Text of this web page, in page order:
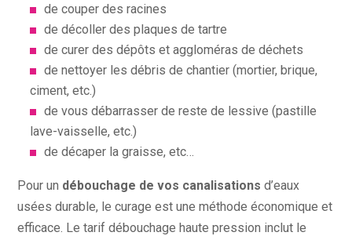
de couper des racines
de décoller des plaques de tartre
de curer des dépôts et aggloméras de déchets
de nettoyer les débris de chantier (mortier, brique,
ciment, etc.)
de vous débarrasser de reste de lessive (pastille
lave-vaisselle, etc.)
de décaper la graisse, etc…
Pour un débouchage de vos canalisations d’eaux
usées durable, le curage est une méthode économique et
efficace. Le tarif débouchage haute pression inclut le